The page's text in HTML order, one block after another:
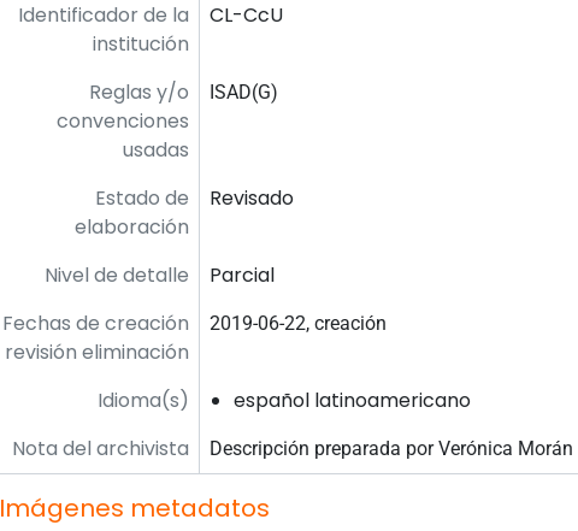
Identificador de la
institución
CL-CcU
Reglas y/o
convenciones
usadas
ISAD(G)
Estado de
elaboración
Revisado
Nivel de detalle
Parcial
Fechas de creación
revisión eliminación
2019-06-22, creación
Idioma(s)
español latinoamericano
Nota del archivista
Descripción preparada por Verónica
Imágenes metadatos